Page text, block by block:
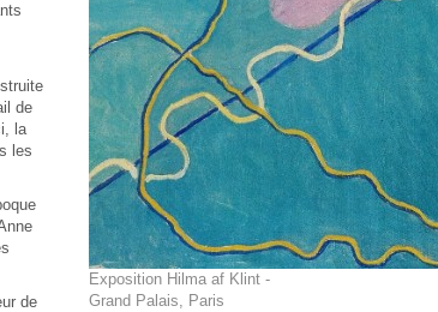
de
la
les
de
Exposition Hilma af Klint -
Grand Palais, Paris